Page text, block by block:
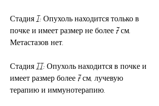
Стадия I: Опухоль находится только в
почке и имеет размер не более 7 см.
Метастазов нет.
Стадия II: Опухоль находится в почке и
имеет размер более 7 см, лучевую
терапию и иммунотерапию.